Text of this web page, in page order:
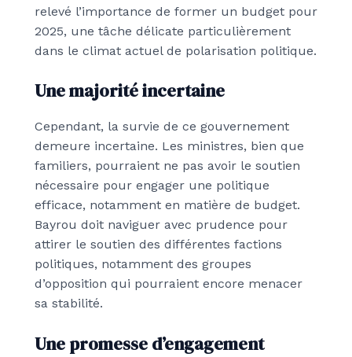
relevé l’importance de former un budget pour
2025, une tâche délicate particulièrement
dans le climat actuel de polarisation politique.
Une majorité incertaine
Cependant, la survie de ce gouvernement
demeure incertaine. Les ministres, bien que
familiers, pourraient ne pas avoir le soutien
nécessaire pour engager une politique
efficace, notamment en matière de budget.
Bayrou doit naviguer avec prudence pour
attirer le soutien des différentes factions
politiques, notamment des groupes
d’opposition qui pourraient encore menacer
sa stabilité.
Une promesse d’engagement